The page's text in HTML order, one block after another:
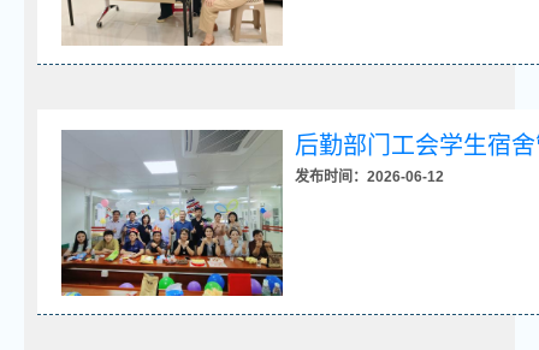
后勤部门工会学生宿
发布时间：2026-06-12